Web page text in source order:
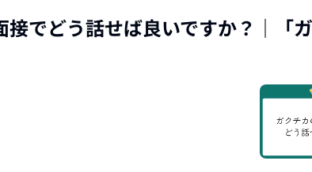
でどう話せば良いですか？ ｜「